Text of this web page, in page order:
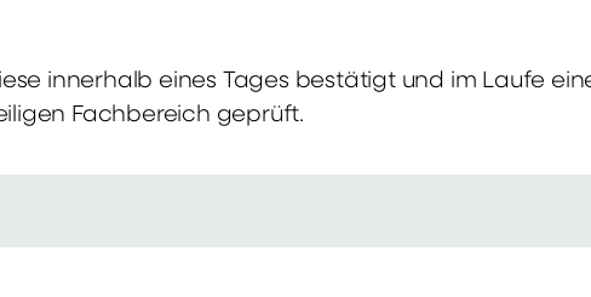
innerhalb eines Tages bestätigt und im Laufe
Fachbereich geprüft.